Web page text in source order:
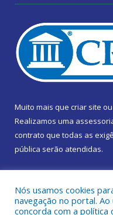
Muito mais que criar site ou
Realizamos uma
contrato que todas as
pública serão atendidas.
Nós usamos cookies
navegação no portal.
concorda com a política